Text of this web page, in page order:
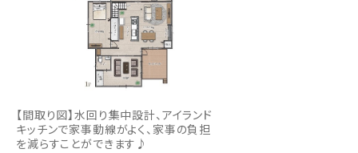
【間取り図】水回り集中設計、アイランド
キッチンで家事動線がよく、家事の負担
を減らすことができます♪